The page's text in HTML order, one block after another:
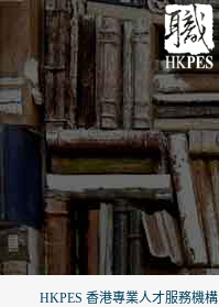
HKPES 香港專業人才服務機構